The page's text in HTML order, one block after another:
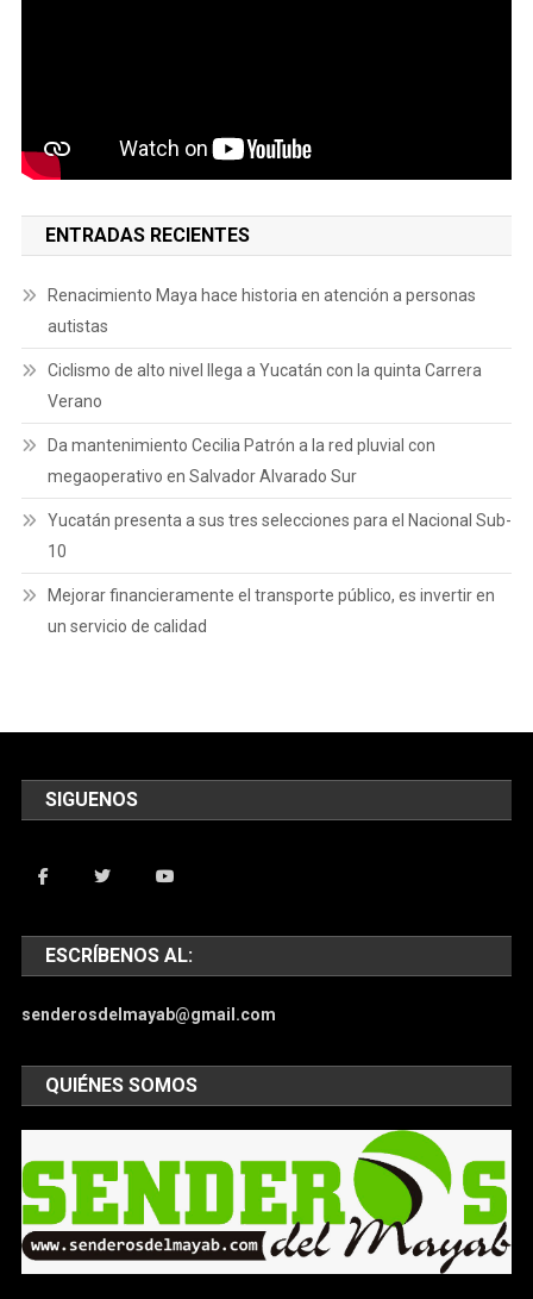
ENTRADAS RECIENTES
Renacimiento Maya hace historia en atención a personas
autistas
Ciclismo de alto nivel llega a Yucatán con la quinta Carrera
Verano
Da mantenimiento Cecilia Patrón a la red pluvial con
megaoperativo en Salvador Alvarado Sur
Yucatán presenta a sus tres selecciones para el Nacional Sub-
10
Mejorar financieramente el transporte público, es invertir en
un servicio de calidad
SIGUENOS
ESCRÍBENOS AL:
senderosdelmayab@gmail.com
QUIÉNES SOMOS